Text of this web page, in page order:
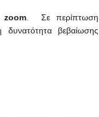
zoom . Σε περίπτωση
βεβαίωσης